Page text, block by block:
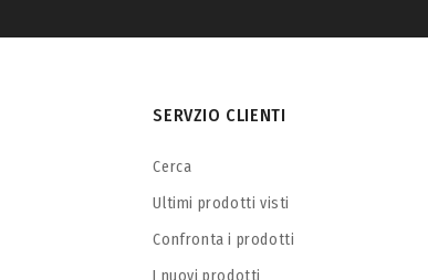
SERVZIO CLIENTI
Cerca
Ultimi prodotti visti
Confronta i prodotti
I nuovi prodotti